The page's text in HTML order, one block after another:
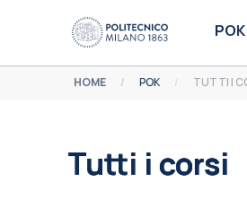
POK
HOME POK TUTTI I
Tutti i corsi